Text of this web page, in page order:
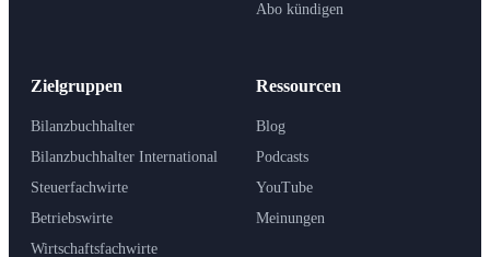
Zielgruppen
Bilanzbuchhalter
Bilanzbuchhalter International
Steuerfachwirte
Betriebswirte
Wirtschaftsfachwirte
Ressourcen
Blog
Podcasts
YouTube
Meinungen
Abo kündigen